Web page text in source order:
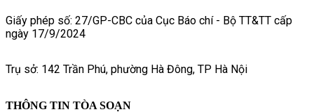
Giấy phép số: 27/GP-CBC của Cục Báo chí - Bộ TT&TT cấp
ngày 17/9/2024
Trụ sở: 142 Trần Phú, phường Hà Đông, TP Hà Nội
THÔNG TIN TÒA SOẠN